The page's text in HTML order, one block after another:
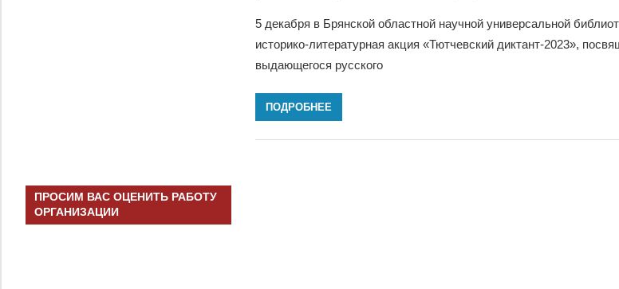
5 декабря в Брянской областной научной универсальной
историко-литературная акция «Тютчевский диктант-2023»,
выдающегося русского
ПОДРОБНЕЕ
ПРОСИМ ВАС ОЦЕНИТЬ РАБОТУ
ОРГАНИЗАЦИИ